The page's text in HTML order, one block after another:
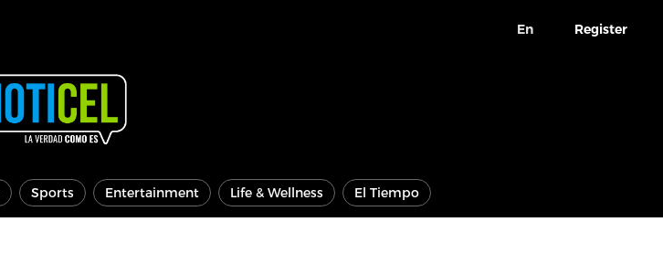
En Register
Sports Entertainment Life & Wellness El Tiempo